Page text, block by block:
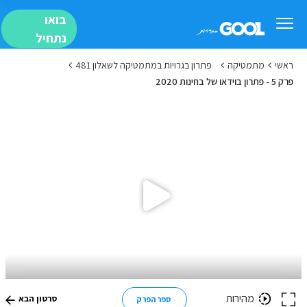
בואו
נתחיל
ראשי מתמטיקה
פתרון בגרויות במתמטיקה לשאלון 481
פרק 5 - פתרון בוידאו של בחינות 2020
מהירות ספר הפרק סרטון הבא